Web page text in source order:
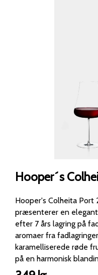
Hooper´s
Hooper's Colheita
præsenterer en
efter 7 års lagring på fad. Duften er fyldt med
aromaer fra
karamelliserede røde frugter og
på en harmonisk
og lakrids. Endnu en imponerende Colheita fra Hooper's,